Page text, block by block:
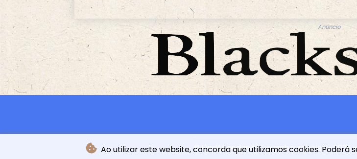
Ao utilizar este website, concorda que utilizamos cookies. Poderá
Anúncio
© L'indépendance Luxembourgeoise - 2026